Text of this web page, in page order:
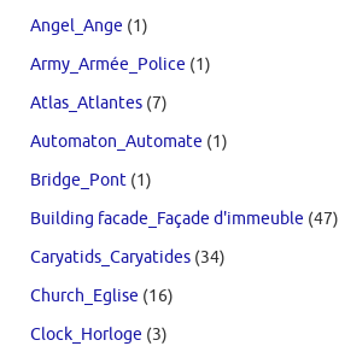
Angel_Ange (1)
Army_Armée_Police (1)
Atlas_Atlantes (7)
Automaton_Automate (1)
Bridge_Pont (1)
Building facade_Façade d'immeuble (47)
Caryatids_Caryatides (34)
Church_Eglise (16)
Clock_Horloge (3)